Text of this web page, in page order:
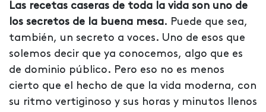
Las recetas caseras de toda la vida son uno de
los secretos de la buena mesa. Puede que sea,
también, un secreto a voces. Uno de esos que
solemos decir que ya conocemos, algo que es
de dominio público. Pero eso no es menos
cierto que el hecho de que la vida moderna, con
su ritmo vertiginoso y sus horas y minutos llenos